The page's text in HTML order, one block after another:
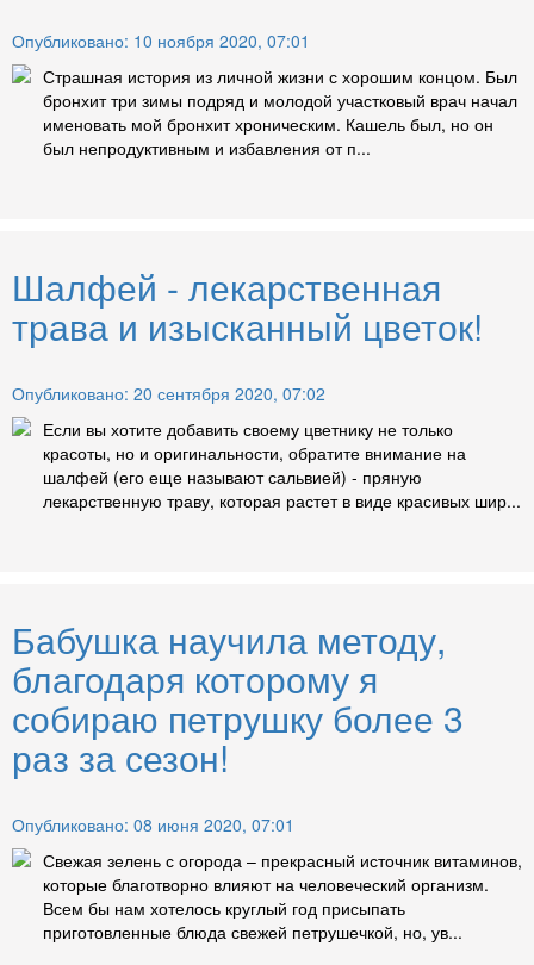
Опубликовано: 10 ноября 2020, 07:01
Страшная история из личной жизни с хорошим концом. Был
бронхит три зимы подряд и молодой участковый врач начал
именовать мой бронхит хроническим. Кашель был, но он
был непродуктивным и избавления от п...
Шалфей - лекарственная
трава и изысканный цветок!
Опубликовано: 20 сентября 2020, 07:02
Если вы хотите добавить своему цветнику не только
красоты, но и оригинальности, обратите внимание на
шалфей (его еще называют сальвией) - пряную
лекарственную траву, которая растет в виде красивых шир...
Бабушка научила методу,
благодаря которому я
собираю петрушку более 3
раз за сезон!
Опубликовано: 08 июня 2020, 07:01
Свежая зелень с огорода – прекрасный источник витаминов,
которые благотворно влияют на человеческий организм.
Всем бы нам хотелось круглый год присыпать
приготовленные блюда свежей петрушечкой, но, ув...